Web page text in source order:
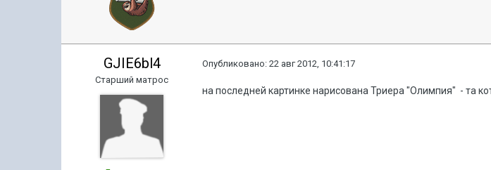
GJIE6bl4
Старший матрос
Опубликовано:22 авг 2012, 10:41:17
на последней картинке нарисована Триера "Олимпия" - та